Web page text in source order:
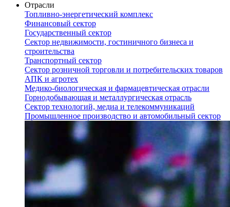
Отрасли
Топливно-энергетический комплекс
Финансовый сектор
Государственный сектор
Сектор недвижимости, гостиничного бизнеса и
строительства
Транспортный сектор
Сектор розничной торговли и потребительских товаров
АПК и агротех
Медико-биологическая и фармацевтическая отрасли
Горнодобывающая и металлургическая отрасль
Сектор технологий, медиа и телекоммуникаций
Промышленное производство и автомобильный сектор